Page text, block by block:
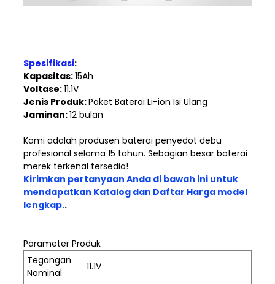
Spesifikasi:
Kapasitas:15Ah
Voltase:11.1V
Jenis Produk:Paket Baterai Li-ion Isi Ulang
Jaminan:12 bulan
Kami adalah produsen baterai penyedot debu
profesional selama 15 tahun. Sebagian besar baterai
merek terkenal tersedia!
Kirimkan pertanyaan Anda di bawah ini untuk
mendapatkan Katalog dan Daftar Harga model
lengkap..
Parameter Produk
Tegangan
Nominal
11.1V